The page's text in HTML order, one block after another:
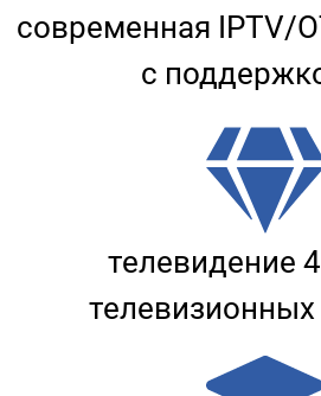
современная IPTV/
с
телевидение